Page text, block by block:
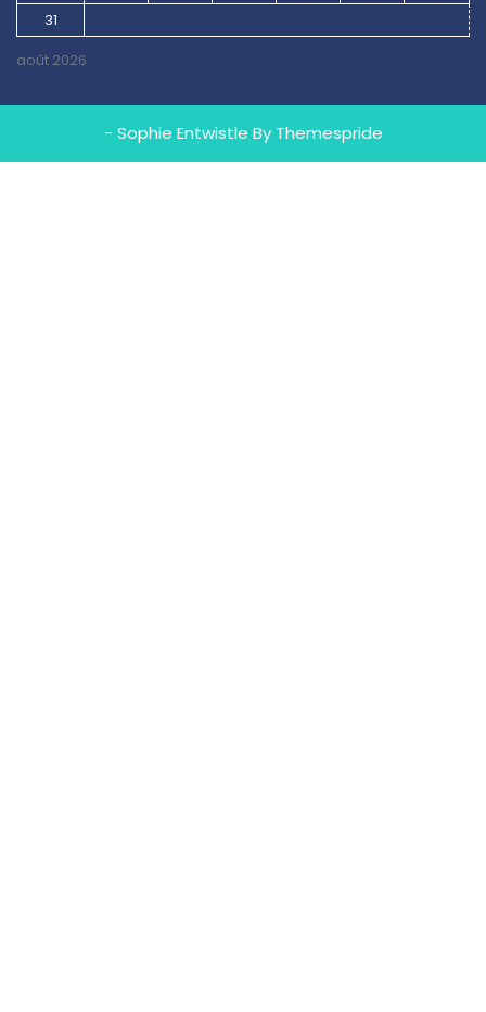
août 2026
31
- Sophie Entwistle By Themespride